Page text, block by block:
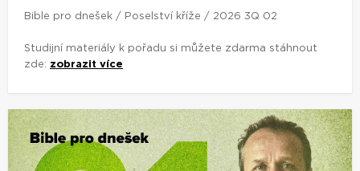
Bible pro dnešek / Poselství kříže / 2026 3Q 02
Studijní materiály k pořadu si můžete zdarma stáhnout
zde: zobrazit více